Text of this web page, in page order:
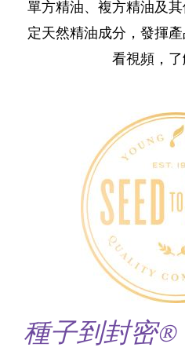
單方精油、複方精油及
定天然精油成分，發揮
看視頻，了
種子到封密®